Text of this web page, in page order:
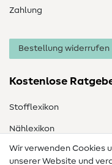
Zahlung
Bestellung widerrufen
Kostenlose
Stofflexikon
Nählexikon
Nähanleitungen
Wir verwenden Cookies
unserer Website und